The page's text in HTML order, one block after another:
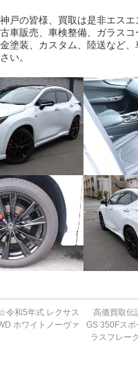
戸の皆様、買取は是非エス
車販売、車検整備、ガラス
塗装、カスタム、陸送など
い。
令和5年式 レクサス
ホワイトノーヴァ
高価買取伝
GS 350Fス
ラスフレー